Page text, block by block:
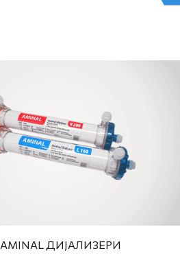
AMINAL ДИЈАЛИЗЕРИ